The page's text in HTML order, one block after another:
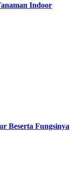
Indoor
Beserta Fungsinya